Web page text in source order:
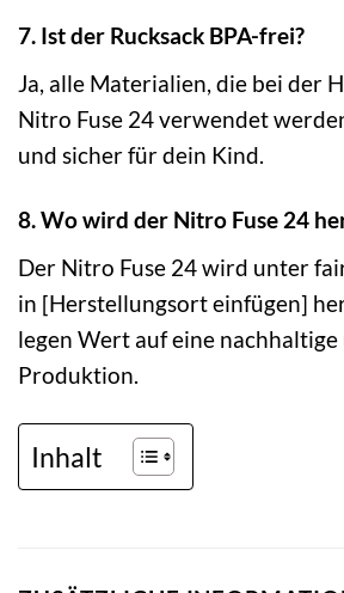
7. Ist der Rucksack BPA-frei?
Ja, alle Materialien, die bei der
Nitro Fuse 24 verwendet
und sicher für dein Kind.
8. Wo wird der Nitro Fuse 24
Der Nitro Fuse 24 wird unter
in [Herstellungsort einfügen]
legen Wert auf eine
Produktion.
Inhalt